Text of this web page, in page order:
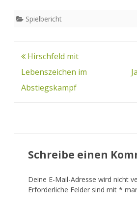
Spielbericht
Beitrags-
Navigation
Hirschfeld mit
Lebenszeichen im
Abstiegskampf
Schreibe einen
Deine E-Mail-Adresse wird nicht
Erforderliche Felder sind mit *